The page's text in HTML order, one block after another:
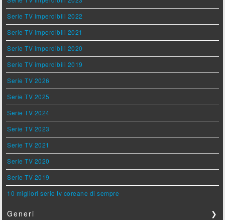
Serie TV imperdibili 2022
Serie TV imperdibili 2021
Serie TV imperdibili 2020
Serie TV imperdibili 2019
Serie TV 2026
Serie TV 2025
Serie TV 2024
Serie TV 2023
Serie TV 2021
Serie TV 2020
Serie TV 2019
10 migliori serie tv coreane di sempre
Generi ❯